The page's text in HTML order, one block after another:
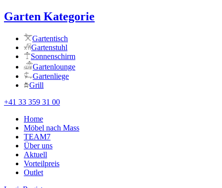
Garten Kategorie
Gartentisch
Gartenstuhl
Sonnenschirm
Gartenlounge
Gartenliege
Grill
+41 33 359 31 00
Home
Möbel nach Mass
TEAM7
Über uns
Aktuell
Vorteilpreis
Outlet